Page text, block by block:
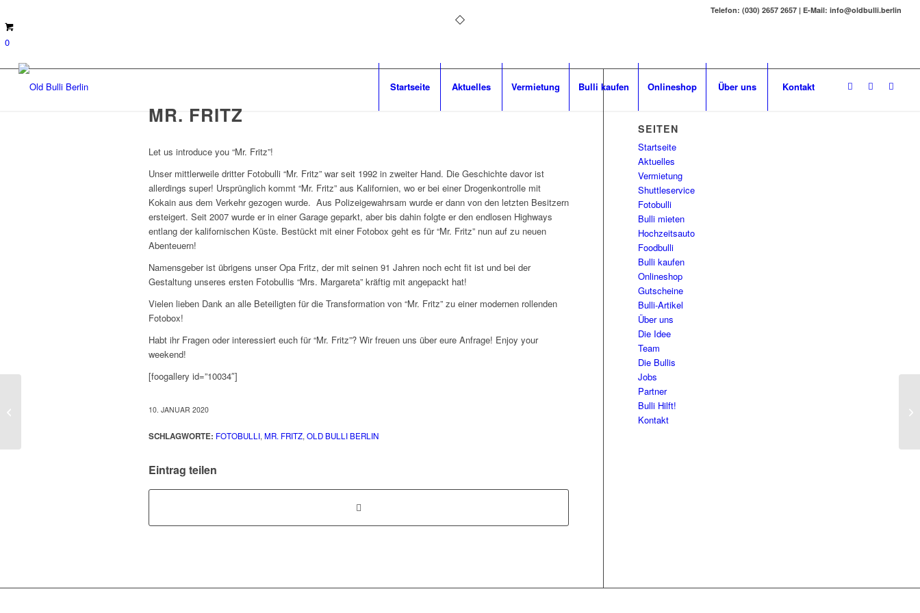
Telefon: (030) 2657 2657 | E-Mail: info@oldbulli.berlin
0
Startseite Aktuelles Vermietung Bulli kaufen Onlineshop Über uns Kontakt
MR. FRITZ
Let us introduce you “Mr. Fritz”!
Unser mittlerweile dritter Fotobulli “Mr. Fritz” war seit 1992 in zweiter Hand. Die Geschichte davor ist
allerdings super! Ursprünglich kommt “Mr. Fritz” aus Kalifornien, wo er bei einer Drogenkontrolle mit
Kokain aus dem Verkehr gezogen wurde. Aus Polizeigewahrsam wurde er dann von den letzten Besitzern
ersteigert. Seit 2007 wurde er in einer Garage geparkt, aber bis dahin folgte er den endlosen Highways
entlang der kalifornischen Küste. Bestückt mit einer Fotobox geht es für “Mr. Fritz” nun auf zu neuen
Abenteuern!
Namensgeber ist übrigens unser Opa Fritz, der mit seinen 91 Jahren noch echt fit ist und bei der
Gestaltung unseres ersten Fotobullis “Mrs. Margareta” kräftig mit angepackt hat!
Vielen lieben Dank an alle Beteiligten für die Transformation von “Mr. Fritz” zu einer modernen rollenden
Fotobox!
Habt ihr Fragen oder interessiert euch für “Mr. Fritz”? Wir freuen uns über eure Anfrage! Enjoy your
weekend!
[foogallery id=”10034″]
10. JANUAR 2020
SCHLAGWORTE: FOTOBULLI,MR. FRITZ,OLD BULLI BERLIN
Eintrag teilen
SEITEN
Startseite
Aktuelles
Vermietung
Shuttleservice
Fotobulli
Bulli mieten
Hochzeitsauto
Foodbulli
Bulli kaufen
Onlineshop
Gutscheine
Bulli-Artikel
Über uns
Die Idee
Team
Die Bullis
Jobs
Partner
Bulli Hilft!
Kontakt